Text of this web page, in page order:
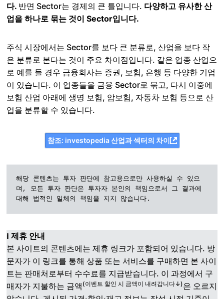
다. 반면 Sector는 경제의 큰 틀입니다. 다양하고 유사한 산
업을 하나로 묶는 것이 Sector입니다.
주식 시장에서는 Sector를 보다 큰 분류로, 산업을 보다 작
은 분류로 본다는 것이 주요 차이점입니다. 같은 업종 산업으
로 예를 들 경우 금융회사는 증권, 보험, 은행 등 다양한 기업
이 있습니다. 이 업종들을 금융 Sector로 묶고, 다시 이중에
보험 산업 아래에 생명 보험, 암보험, 자동차 보험 등으로 산
업을 분류할 수 있습니다.
참조: investopedia 산업과 섹터의 차이
해당 콘텐츠는 투자 판단에 참고용으로만 사용하실 수 있으
며, 모든 투자 판단은 투자자 본인의 책임으로서 그 결과에
대해 법적인 일체의 책임을 지지 않습니다.
ℹ️ 제휴 안내
본 사이트의 콘텐츠에는 제휴 링크가 포함되어 있습니다. 방
문자가 이 링크를 통해 상품 또는 서비스를 구매하면 본 사이
트는 판매처로부터 수수료를 지급받습니다. 이 과정에서 구
매자가 지불하는 금액 (이벤트 할인 시 금액이 내려갑니다↓)은 오르지